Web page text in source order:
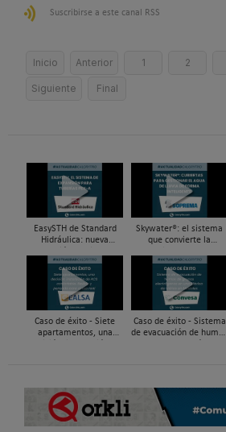
Suscribirse a este canal RSS
Inicio Anterior 1 2
Siguiente Final
EasySTH de Standard
Hidráulica: nueva
de expansión para
tuberías PEX
Skywater®: el sistema
que convierte la
infraestructura activa de
gestión del agua...
Caso de éxito - Siete
apartamentos, una
Caso de éxito - Sistema
de evacuación de humos